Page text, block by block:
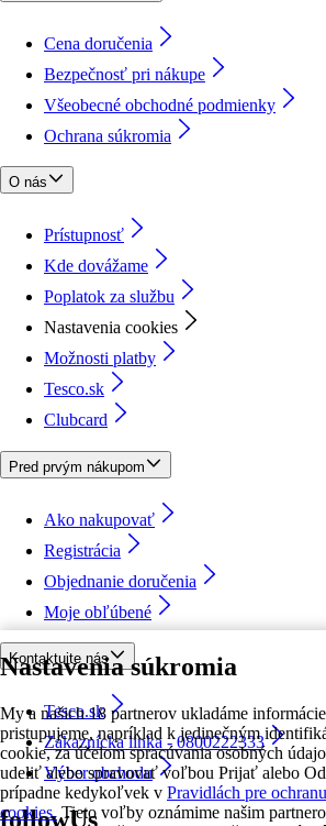
Nastavenia súkromia
My a našich 18 partnerov ukladáme
pristupujeme, napríklad k jedinečným
cookie, za účelom spracúvania osobných
udeliť alebo spravovať voľbou Prijať alebo
prípadne kedykoľvek v Pravidlách pre
cookies. Tieto voľby oznámime našim
Cena doručenia
Bezpečnosť pri nákupe
Všeobecné obchodné podmienky
Ochrana súkromia
O nás
Prístupnosť
Kde dovážame
Poplatok za službu
Nastavenia cookies
Možnosti platby
Tesco.sk
Clubcard
Pred prvým nákupom
Ako nakupovať
Registrácia
Objednanie doručenia
Moje obľúbené
Kontaktujte nás
Tesco.sk
Zákaznícka linka - 0800222333
Výber obchodu
followUs